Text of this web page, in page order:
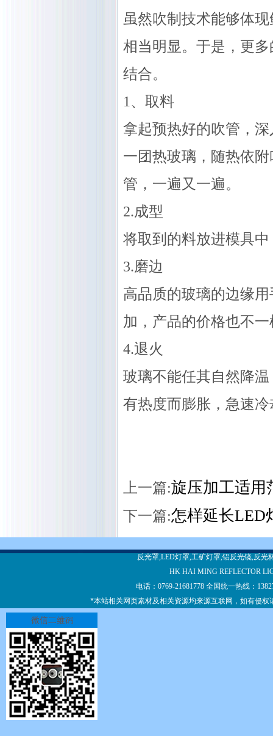
虽然吹制技术能够体
相当明显。于是，更
结合。
1、取料
拿起预热好的吹管，
一团热玻璃，随热依
管，一遍又一遍。
2.成型
将取到的料放进模具
3.磨边
高品质的玻璃的边缘
加，产品的价格也不
4.退火
玻璃不能任其自然降
有热度而膨胀，急速
上一篇:旋压加工适用
下一篇:怎样延长LED
反光罩,LED灯罩,工矿灯罩,铝反光镜,反
HK HAI MING REFLECTOR
电话：0769-21681778 全国统一热线：
*本站相关网页素材及相关资源均来源互联网，如有侵